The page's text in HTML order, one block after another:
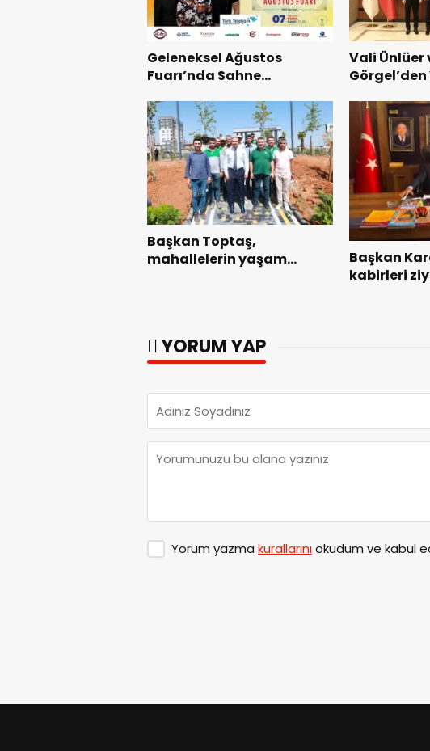
Geleneksel Ağustos
Fuarı’nda Sahne
Vali Ünlüer
Başkan Toptaş,
mahallelerin yaşam
Başkan
kabirleri
YORUM YAP
Yorum yazma kurallarınıokudum ve kabul